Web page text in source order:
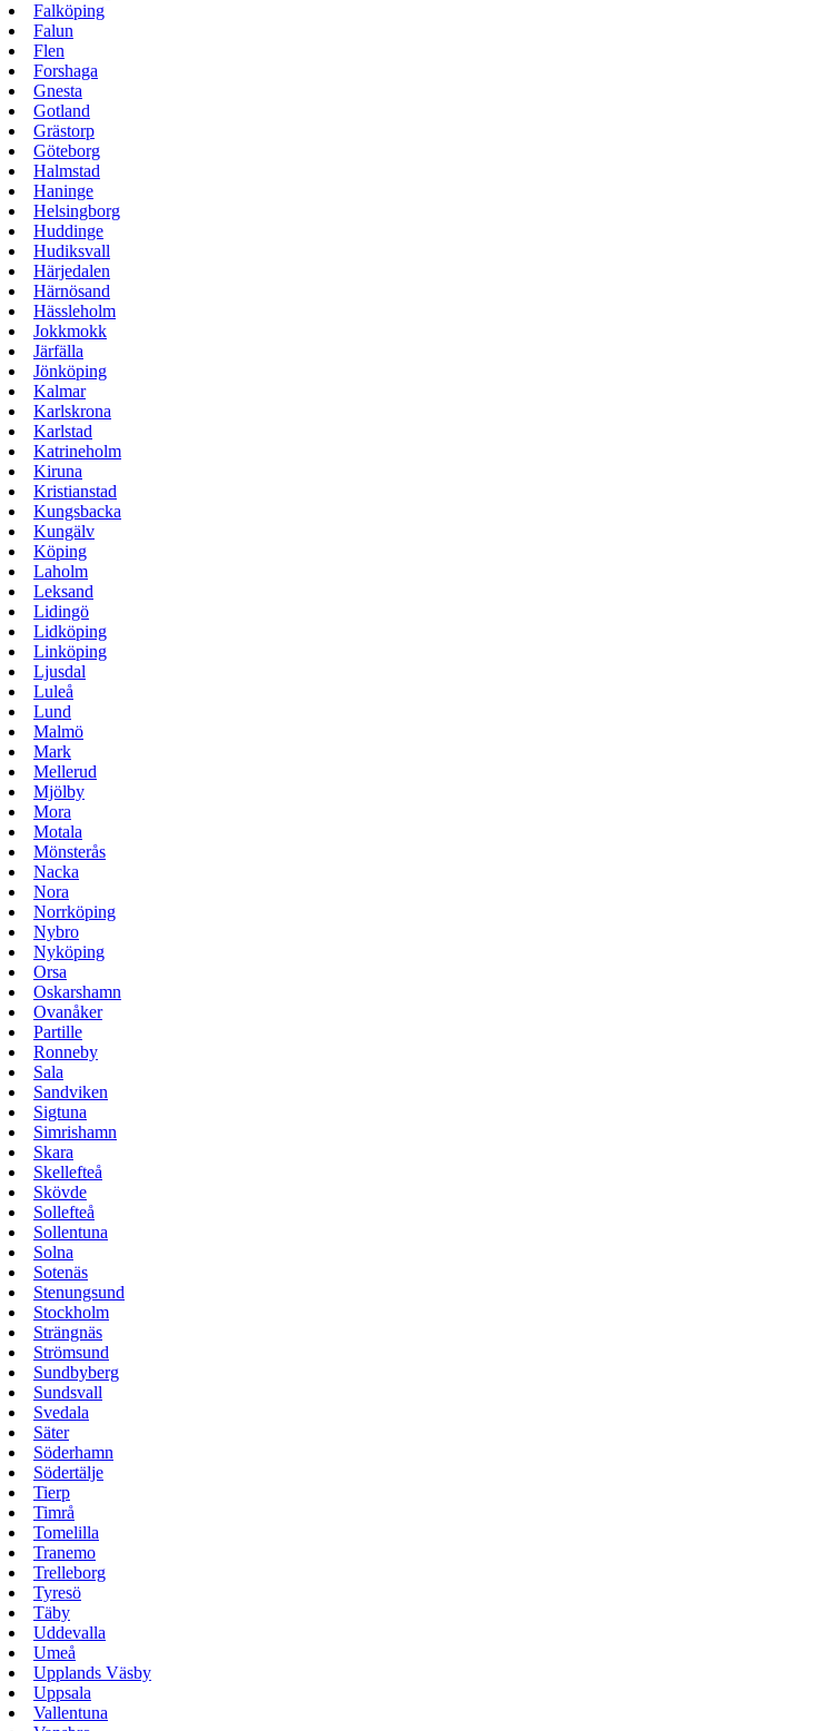
Falköping
Falun
Flen
Forshaga
Gnesta
Gotland
Grästorp
Göteborg
Halmstad
Haninge
Helsingborg
Huddinge
Hudiksvall
Härjedalen
Härnösand
Hässleholm
Jokkmokk
Järfälla
Jönköping
Kalmar
Karlskrona
Karlstad
Katrineholm
Kiruna
Kristianstad
Kungsbacka
Kungälv
Köping
Laholm
Leksand
Lidingö
Lidköping
Linköping
Ljusdal
Luleå
Lund
Malmö
Mark
Mellerud
Mjölby
Mora
Motala
Mönsterås
Nacka
Nora
Norrköping
Nybro
Nyköping
Orsa
Oskarshamn
Ovanåker
Partille
Ronneby
Sala
Sandviken
Sigtuna
Simrishamn
Skara
Skellefteå
Skövde
Sollefteå
Sollentuna
Solna
Sotenäs
Stenungsund
Stockholm
Strängnäs
Strömsund
Sundbyberg
Sundsvall
Svedala
Säter
Söderhamn
Södertälje
Tierp
Timrå
Tomelilla
Tranemo
Trelleborg
Tyresö
Täby
Uddevalla
Umeå
Upplands Väsby
Uppsala
Vallentuna